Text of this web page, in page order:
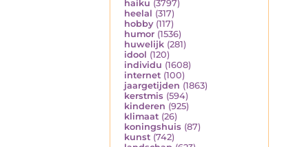
haiku (3797)
heelal (317)
hobby (117)
humor (1536)
huwelijk (281)
idool (120)
individu (1608)
internet (100)
jaargetijden (1863)
kerstmis (594)
kinderen (925)
klimaat (26)
koningshuis (87)
kunst (742)